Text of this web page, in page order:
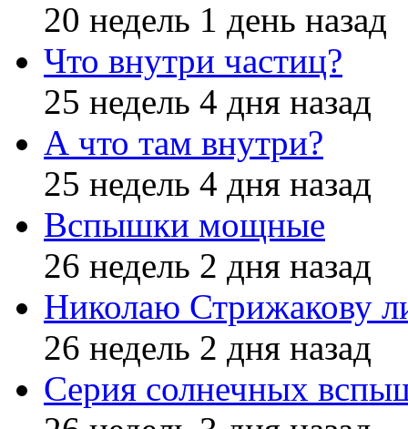
20 недель 1 день назад
Что внутри частиц?
25 недель 4 дня назад
А что там внутри?
25 недель 4 дня назад
Вспышки мощные
26 недель 2 дня назад
Николаю Стрижакову
26 недель 2 дня назад
Серия солнечных